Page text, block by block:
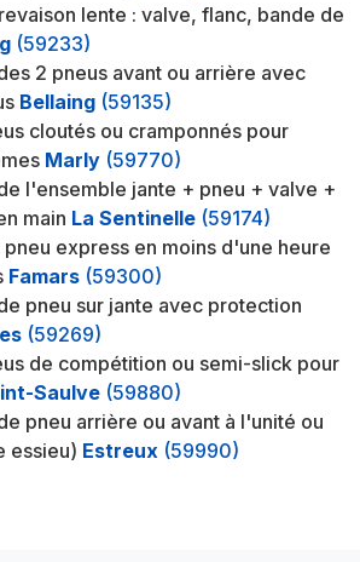
lente : valve, flanc, bande de
(59233)
2 pneus avant ou arrière avec
Bellaing (59135)
cloutés ou cramponnés pour
Marly (59770)
l'ensemble jante + pneu + valve +
main La Sentinelle (59174)
express en moins d'une heure
Famars (59300)
pneu sur jante avec protection
(59269)
de compétition ou semi-slick pour
Saulve (59880)
pneu arrière ou avant à l'unité ou
essieu) Estreux (59990)